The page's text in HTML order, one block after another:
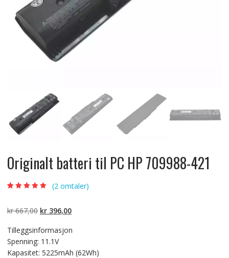
Originalt batteri til PC HP 709988-421
kundevurderinger
(2omtaler)
kr667,00 Opprinnelig
var:
kr 667,00.
kr396,00Nåværende
er:
Tilleggsinformasjon
Spenning: 11.1V
Kapasitet: 5225mAh (62Wh)